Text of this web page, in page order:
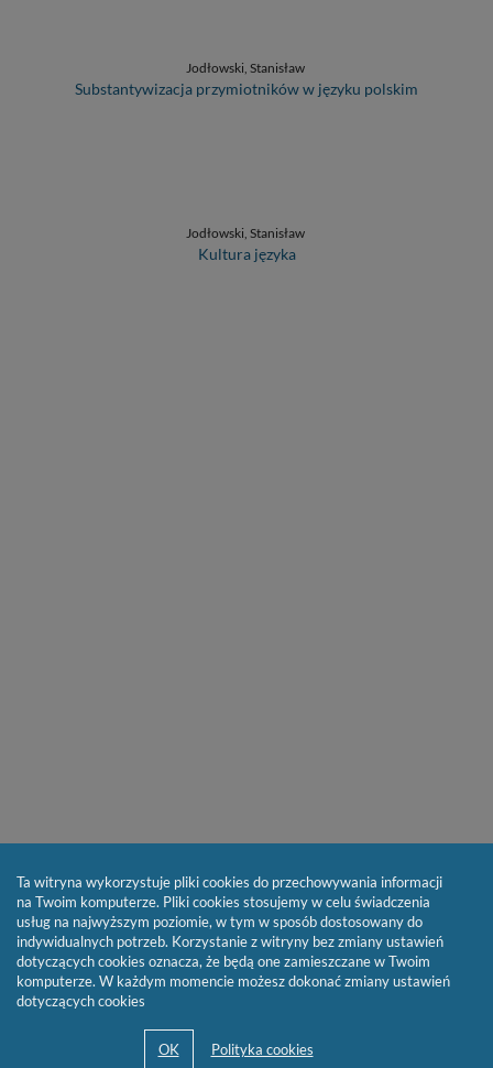
Jodłowski, Stanisław
Substantywizacja przymiotników w języku polskim
Jodłowski, Stanisław
Kultura języka
Ta witryna wykorzystuje pliki cookies do przechowywania informacji
na Twoim komputerze. Pliki cookies stosujemy w celu świadczenia
usług na najwyższym poziomie, w tym w sposób dostosowany do
indywidualnych potrzeb. Korzystanie z witryny bez zmiany ustawień
dotyczących cookies oznacza, że będą one zamieszczane w Twoim
komputerze. W każdym momencie możesz dokonać zmiany ustawień
dotyczących cookies